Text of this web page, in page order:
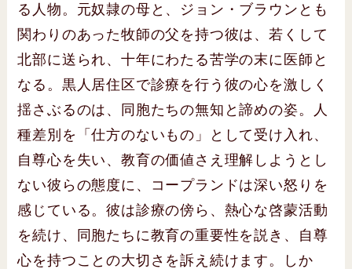
る人物。元奴隷の母と、ジョン・ブラウンとも
関わりのあった牧師の父を持つ彼は、若くして
北部に送られ、十年にわたる苦学の末に医師と
なる。黒人居住区で診療を行う彼の心を激しく
揺さぶるのは、同胞たちの無知と諦めの姿。人
種差別を「仕方のないもの」として受け入れ、
自尊心を失い、教育の価値さえ理解しようとし
ない彼らの態度に、コープランドは深い怒りを
感じている。彼は診療の傍ら、熱心な啓蒙活動
を続け、同胞たちに教育の重要性を説き、自尊
心を持つことの大切さを訴え続けます。しか